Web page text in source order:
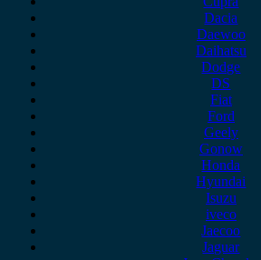
Dacia
Daewoo
Daihatsu
Dodge
DS
Fiat
Ford
Geely
Gonow
Honda
Hyundai
Isuzu
iveco
Jaecoo
Jaguar